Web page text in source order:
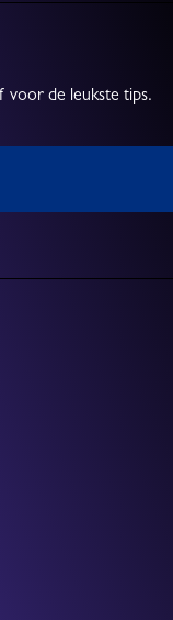
voor de leukste tips.